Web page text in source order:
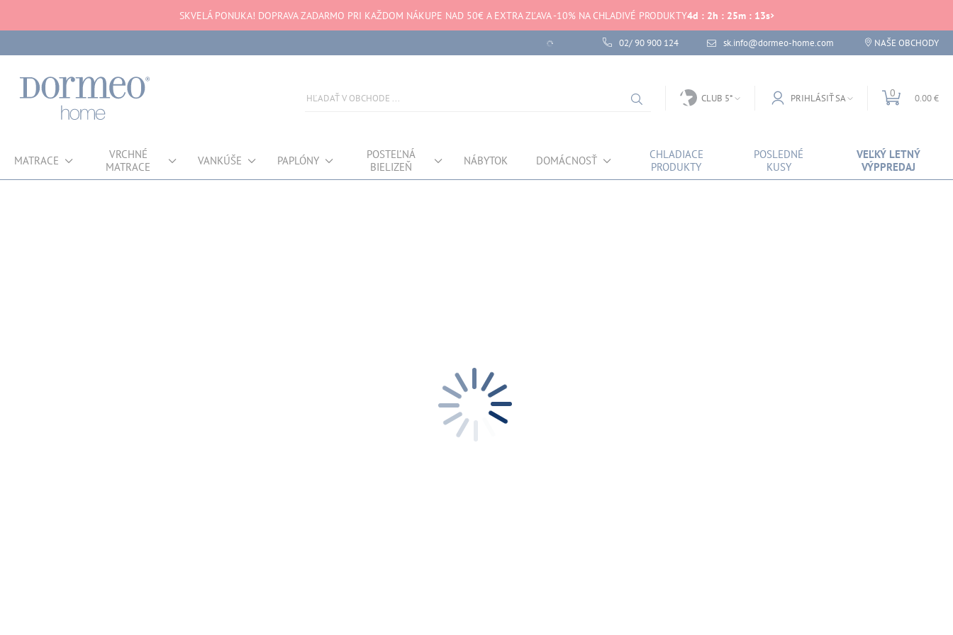
SKVELÁ PONUKA! DOPRAVA ZADARMO PRI KAŽDOM NÁKUPE NAD 50€ A EXTRA ZĽAVA -10% NA CHLADIVÉ PRODUKTY4d : 2h : 25m : 13s
Chyba pri načítaní dát 02/ 90 900 124 sk.info@dormeo-home.com NAŠE OBCHODY
CLUB 5* PRIHLÁSIŤ SA 0 0.00 €
MATRACE
VRCHNÉ
MATRACE
VANKÚŠE PAPLÓNY
POSTEĽNÁ
BIELIZEŇ
NÁBYTOK DOMÁCNOSŤ
CHLADIACE
PRODUKTY
POSLEDNÉ
KUSY
VEĽKÝ LETNÝ
VÝPPREDAJ